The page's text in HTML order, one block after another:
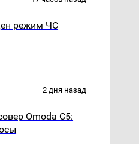
режим ЧС
2 дня назад
Omoda C5: